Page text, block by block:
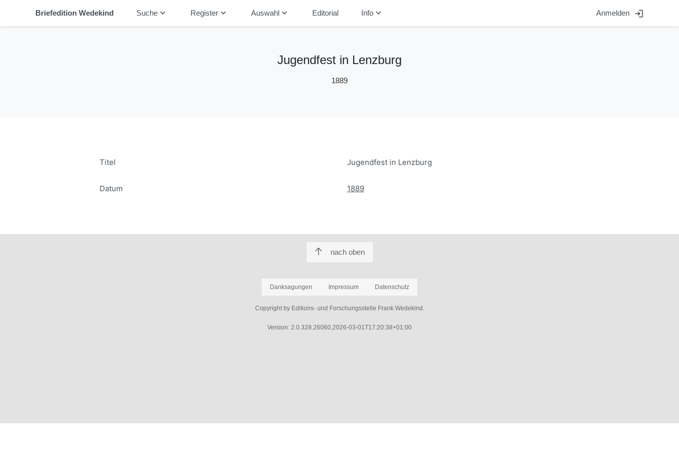
Briefedition Wedekind Suchekeyboard_arrow_down Registerkeyboard_arrow_down Auswahlkeyboard_arrow_down Editorial Infokeyboard_arrow_down Anmelden login
Jugendfest in Lenzburg
1889
Titel Jugendfest in Lenzburg
Datum 1889
nach oben
Danksagungen Impressum Datenschutz
Copyright by Editions- und Forschungsstelle Frank Wedekind.
Version: 2.0.328.26060,2026-03-01T17:20:38+01:00